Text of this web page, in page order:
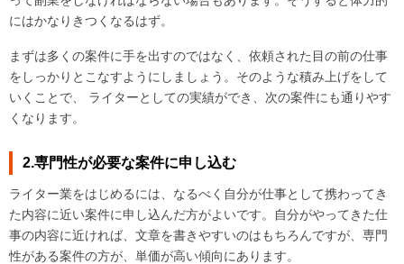
にはかなりきつくなるはず。
まずは多くの案件に手を出すのではなく、依頼された目の前の仕事
をしっかりとこなすようにしましょう。そのような積み上げをして
いくことで、 ライターとしての実績ができ、次の案件にも通りやす
くなります。
2.専門性が必要な案件に申し込む
ライター業をはじめるには、なるべく自分が仕事として携わってき
た内容に近い案件に申し込んだ方がよいです。自分がやってきた仕
事の内容に近ければ、文章を書きやすいのはもちろんですが、専門
性がある案件の方が、単価が高い傾向にあります。